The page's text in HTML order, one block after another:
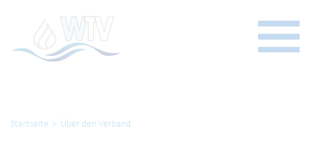
Startseite Über den Verband